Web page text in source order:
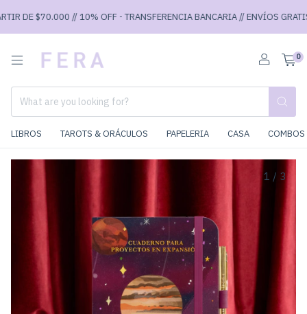
DE $70.000 // 10% OFF - TRANSFERENCIA BANCARIA // ENVÍOS GRATIS
0
LIBROS TAROTS & ORÁCULOS PAPELERIA CASA
1 / 3